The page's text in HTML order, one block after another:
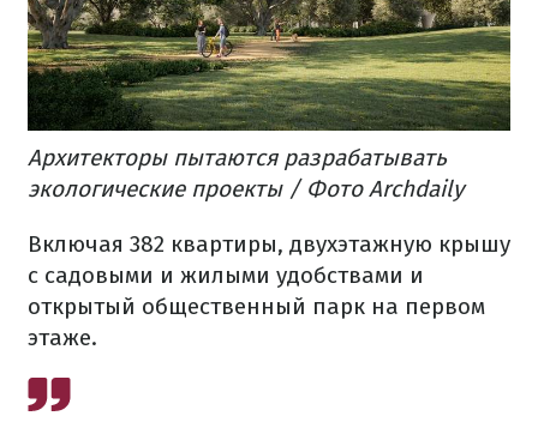
Архитекторы пытаются разрабатывать
экологические проекты / Фото Archdaily
Включая 382 квартиры, двухэтажную крышу
с садовыми и жилыми удобствами и
открытый общественный парк на первом
этаже.